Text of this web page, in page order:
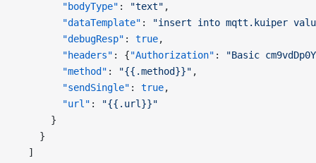
        "bodyType"
: "text" ,
        "dataTemplate"
:
"insert into mqtt.kuiper
        "debugResp"
: true,
        "headers"
: {"Authorization" :
"Basic
        "method"
: "{{.method}}" ,
        "sendSingle"
: true,
        "url"
:
"{{.url}}"
      }
    }
  ]